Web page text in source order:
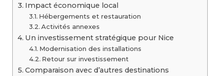
Impact économique local
Hébergements et restauration
Activités annexes
Un investissement stratégique pour Nice
Modernisation des installations
Retour sur investissement
Comparaison avec d’autres destinations